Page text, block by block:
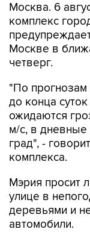
Москва. 6
комплекс
Москве в
четверг.
"По прогнозам
до конца
ожидаются
м/с, в дневные
град", -
комплекса.
Мэрия просит
улице в
деревьями и
автомобили.